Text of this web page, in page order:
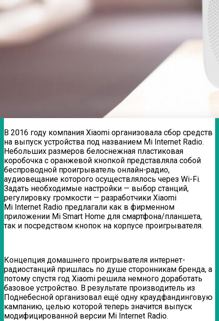
В 2016 году компания Xiaomi организовала сбор средств
на выпуск устройства под названием Mi Internet Radio.
Небольших размеров белоснежная пластиковая
коробочка с оранжевой кнопкой представляла собой
беспроводной проигрыватель онлайн-радио,
аудиовещание которого осуществлялось через Wi-Fi.
Задать необходимые настройки — выбор станций,
регулировку громкости — разработчики Xiaomi
Mi Internet Radio предлагали как в фирменном
приложении Mi Smart Home для смартфона/планшета,
так и посредством кнопок на корпусе проигрывателя.
Концепция домашнего проигрывателя интернет-
радиостанций пришлась по душе сторонникам бренда, а
потому спустя год Xiaomi решила немного доработать
базовое устройство. В результате производитель из
Поднебесной организовал ещё одну краудфандинговую
кампанию, целью которой теперь значится выпуск
модифицированной версии Mi Internet Radio.